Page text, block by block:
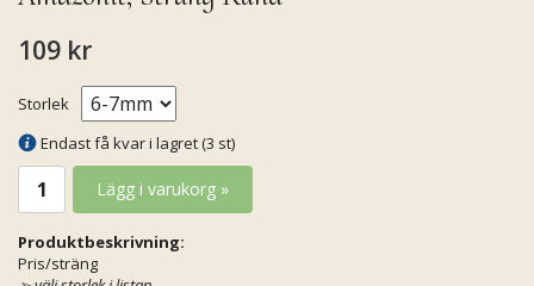
109 kr
Storlek
Endast få kvar i lagret (3 st)
Lägg i varukorg »
Produktbeskrivning:
Pris/sträng